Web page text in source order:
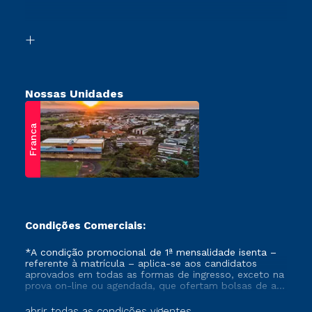
Retorne ao Curso
Nossas Unidades
Franca
Condições Comerciais:
*A condição promocional de 1ª mensalidade isenta –
referente à matrícula – aplica-se aos candidatos
aprovados em todas as formas de ingresso, exceto na
prova on-line ou agendada, que ofertam bolsas de até
vigente, que ainda não tenham efetivado e/ou não